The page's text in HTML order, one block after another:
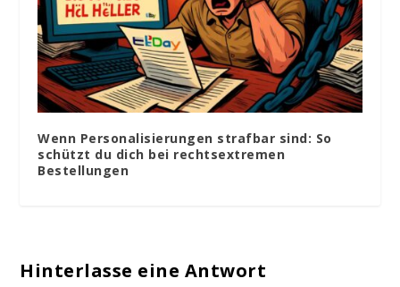
Wenn Personalisierungen strafbar sind: So
schützt du dich bei rechtsextremen
Bestellungen
Hinterlasse eine Antwort